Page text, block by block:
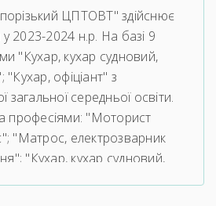
ЦПТОВТ" здійснює
2023-2024 н.р. На базі 9
"Кухар, кухар судновий,
"Кухар, офіціант" з
середньої освіти.
професіями: "Моторист
"Матрос, електрозварник
"Кухар, кухар судновий,